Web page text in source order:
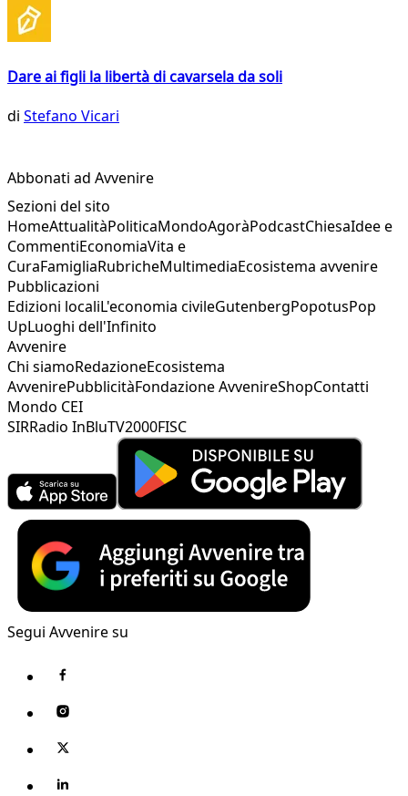
Dare ai figli la libertà di cavarsela da soli
di Stefano Vicari
Abbonati ad Avvenire
Sezioni del sito
HomeAttualitàPoliticaMondoAgoràPodcastChiesaIdee e
CommentiEconomiaVita e
CuraFamigliaRubricheMultimediaEcosistema avvenire
Pubblicazioni
Edizioni localiL'economia civileGutenbergPopotusPop
UpLuoghi dell'Infinito
Avvenire
Chi siamoRedazioneEcosistema
AvvenirePubblicitàFondazione AvvenireShopContatti
Mondo CEI
SIRRadio InBluTV2000FISC
Segui Avvenire su